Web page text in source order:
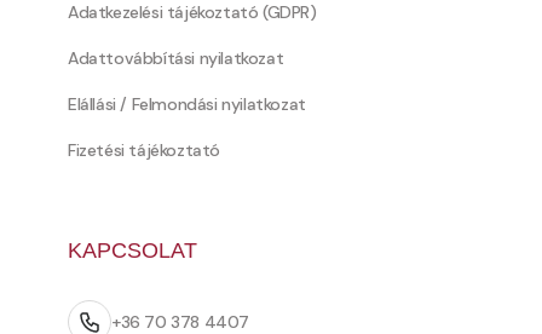
Adatkezelési tájékoztató (GDPR)
Adattovábbítási nyilatkozat
Elállási / Felmondási nyilatkozat
Fizetési tájékoztató
KAPCSOLAT
+36 70 378 4407